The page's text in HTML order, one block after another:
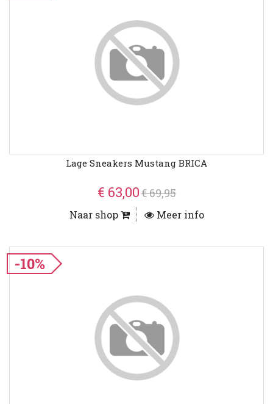
Lage Sneakers Mustang BRICA
€ 63,00€ 69,95
Naar shop Meer info
-10%